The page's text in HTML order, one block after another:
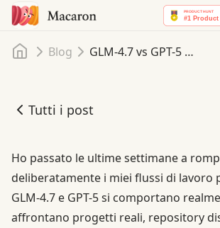
Home
Blog GLM-4.7 vs GPT-5 per agenti di codifica: Un confronto pratico
Tutti i post
GLM-4.7 vs GPT-5 per agenti di
Ho passato le ultime settimane a
deliberatamente i miei flussi di lavoro
GLM-4.7 e GPT-5 si comportano
affrontano progetti reali, repository